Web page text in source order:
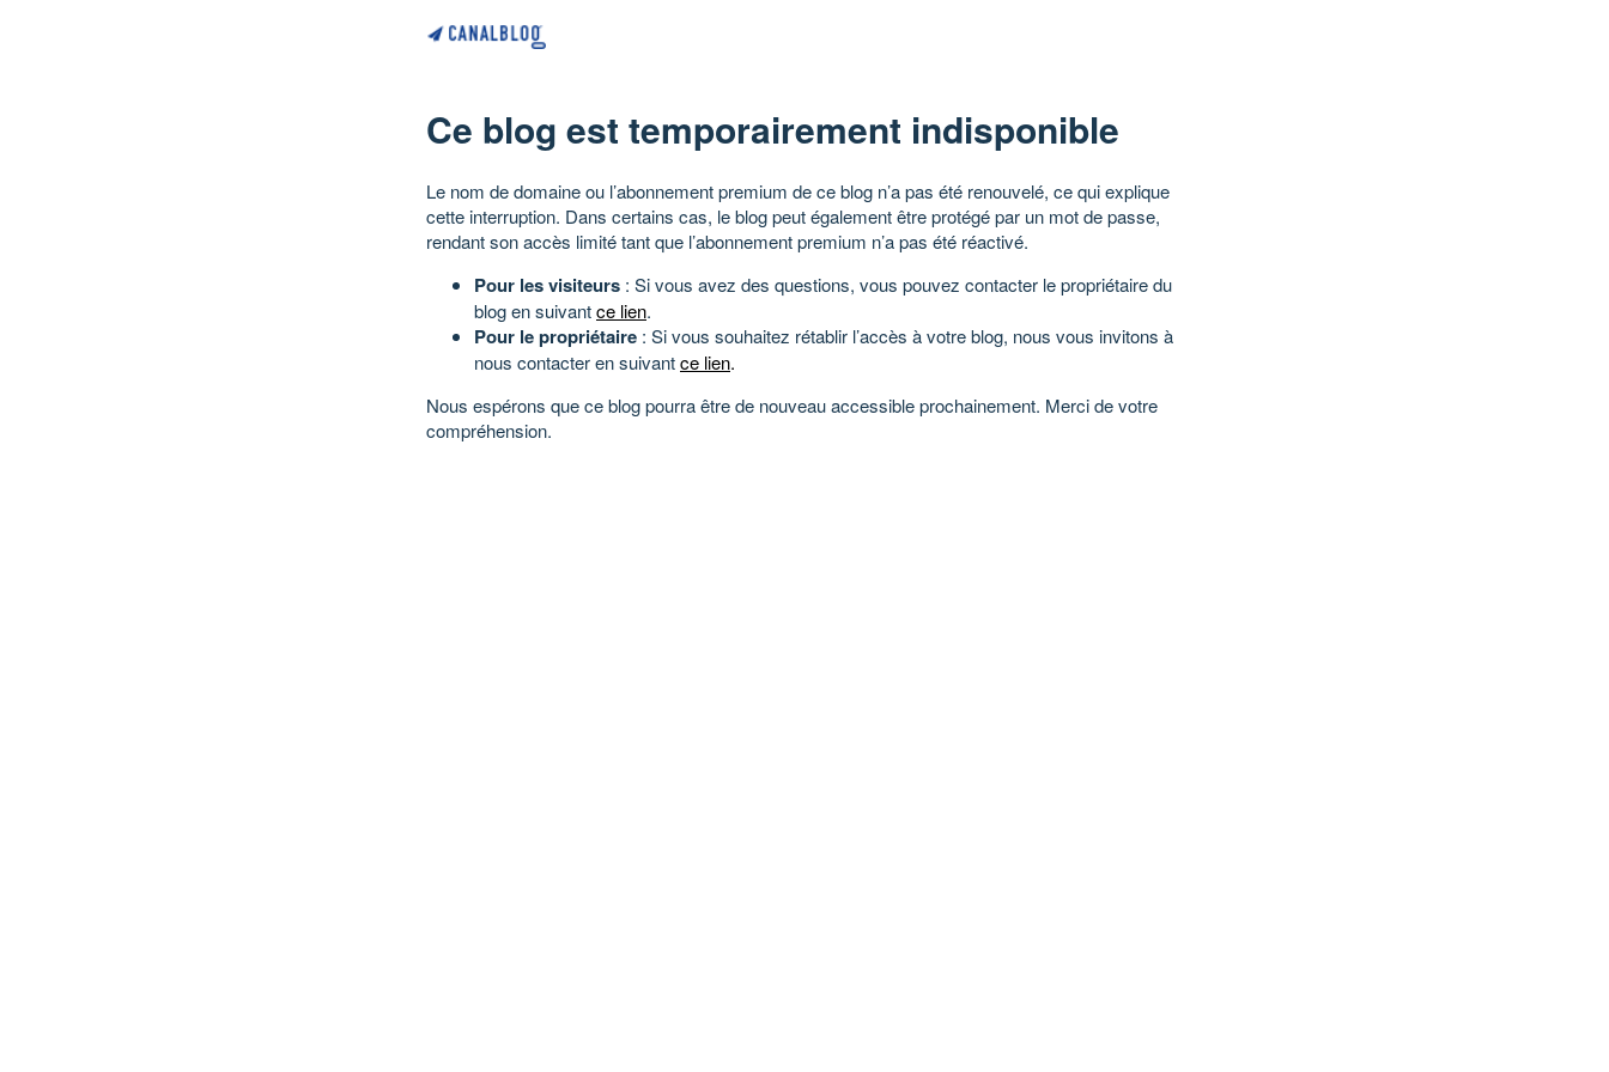
Ce blog est temporairement indisponible
Le nom de domaine ou l’abonnement premium de ce blog n’a pas été renouvelé, ce qui explique
cette interruption. Dans certains cas, le blog peut également être protégé par un mot de passe,
rendant son accès limité tant que l’abonnement premium n’a pas été réactivé.
Pour les visiteurs : Si vous avez des questions, vous pouvez contacter le propriétaire du
blog en suivantce lien.
Pour le propriétaire : Si vous souhaitez rétablir l’accès à votre blog, nous vous invitons à
nous contacter en suivantce lien.
Nous espérons que ce blog pourra être de nouveau accessible prochainement. Merci de votre
compréhension.